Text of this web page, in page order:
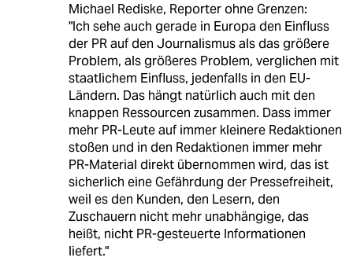
Michael Rediske, Reporter ohne Grenzen:
"Ich sehe auch gerade in Europa den Einfluss
der PR auf den Journalismus als das größere
Problem, als größeres Problem, verglichen mit
staatlichem Einfluss, jedenfalls in den EU-
Ländern. Das hängt natürlich auch mit den
knappen Ressourcen zusammen. Dass immer
mehr PR-Leute auf immer kleinere Redaktionen
stoßen und in den Redaktionen immer mehr
PR-Material direkt übernommen wird, das ist
sicherlich eine Gefährdung der Pressefreiheit,
weil es den Kunden, den Lesern, den
Zuschauern nicht mehr unabhängige, das
heißt, nicht PR-gesteuerte Informationen
liefert."